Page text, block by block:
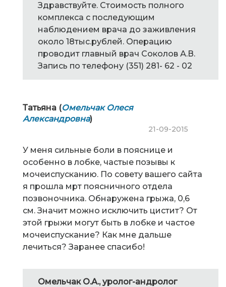
Здравствуйте. Стоимость полного
комплекса с последующим
наблюдением врача до заживления
около 18тыс.рублей. Операцию
проводит главный врач Соколов А.В.
Запись по телефону (351) 281- 62 - 02
Татьяна (Омельчак Олеся
Александровна)
21-09-2015
У меня сильные боли в пояснице и
особенно в лобке, частые позывы к
мочеиспусканию. По совету вашего сайта
я прошла мрт поясничного отдела
позвоночника. Обнаружена грыжа, 0,6
см. Значит можно исключить цистит? От
этой грыжи могут быть в лобке и частое
мочеиспускание? Как мне дальше
лечиться? Заранее спасибо!
Омельчак О.А., уролог-андролог